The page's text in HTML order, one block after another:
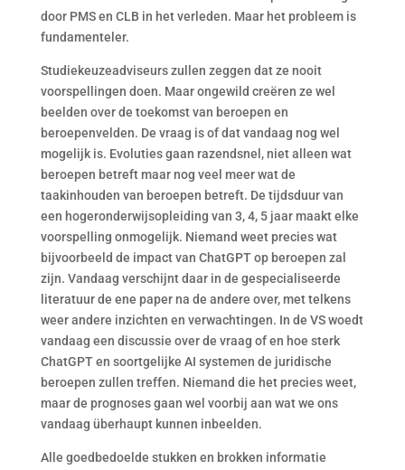
door PMS en CLB in het verleden. Maar het probleem is
fundamenteler.
Studiekeuzeadviseurs zullen zeggen dat ze nooit
voorspellingen doen. Maar ongewild creëren ze wel
beelden over de toekomst van beroepen en
beroepenvelden. De vraag is of dat vandaag nog wel
mogelijk is. Evoluties gaan razendsnel, niet alleen wat
beroepen betreft maar nog veel meer wat de
taakinhouden van beroepen betreft. De tijdsduur van
een hogeronderwijsopleiding van 3, 4, 5 jaar maakt elke
voorspelling onmogelijk. Niemand weet precies wat
bijvoorbeeld de impact van ChatGPT op beroepen zal
zijn. Vandaag verschijnt daar in de gespecialiseerde
literatuur de ene paper na de andere over, met telkens
weer andere inzichten en verwachtingen. In de VS woedt
vandaag een discussie over de vraag of en hoe sterk
ChatGPT en soortgelijke AI systemen de juridische
beroepen zullen treffen. Niemand die het precies weet,
maar de prognoses gaan wel voorbij aan wat we ons
vandaag überhaupt kunnen inbeelden.
Alle goedbedoelde stukken en brokken informatie